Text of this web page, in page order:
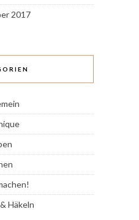
2017
Häkeln